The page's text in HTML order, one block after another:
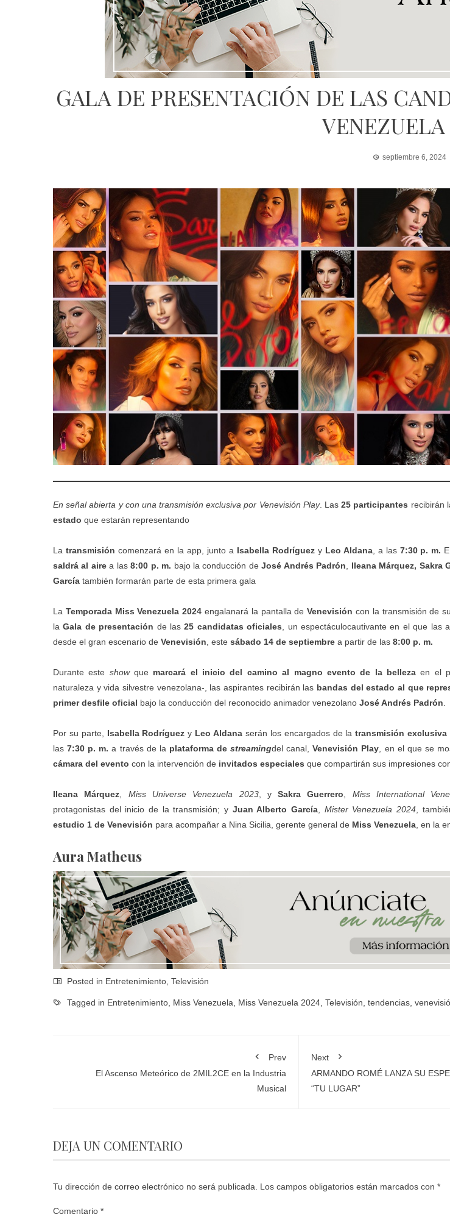
GALA DE PRESENTACIÓN DE LAS
septiembre 6, 2024
En señal abierta y con una transmisión exclusiva por Venevisión Play. Las25 participantes recibirán
estado que estarán representando
La transmisión comenzará en la app, junto a Isabella Rodríguezy Leo Aldana, a las 7:30 p. m.
saldrá al airea las8:00 p. m. bajo la conducción deJosé Andrés Padrón Ileana Márquez, Sakra
García también formarán parte de esta primera gala
La Temporada Miss Venezuela 2024 engalanará la pantalla deVenevisión con la transmisión de
laGala de presentación de las25 candidatas oficiales , un espectáculocautivante en el que las
desde el gran escenario de Venevisión , este sábado 14 de septiembre a partir de las 8:00 p. m.
Durante este showque marcará el inicio del camino al magno evento de la bellezaen el
naturaleza y vida silvestre venezolana-, las aspirantes recibirán las bandas del estado al que
primer desfile oficial bajo la conducción del reconocido animador venezolano José Andrés Padrón
Por su parte, Isabella Rodríguezy Leo Aldana serán los encargados de la transmisión exclusiva
las 7:30 p. m. a través de la plataforma destreamingdel canal,Venevisión Play , en el que se
cámara del evento con la intervención de invitados especiales que compartirán sus impresiones
Ileana Márquez Miss Universe Venezuela 2023, ySakra Guerrero Miss International
protagonistas del inicio de la transmisión; y Juan Alberto García Mister Venezuela 2024 ,
estudio 1 de Venevisión para acompañar a Nina Sicilia, gerente general de Miss Venezuela , en la
Aura Matheus
Posted in Entretenimiento Televisión
Tagged in Entretenimiento Miss Venezuela Miss Venezuela 2024 Televisión tendencias
Prev
El Ascenso Meteórico de 2MIL2CE en la Industria
Musical
Next
ARMANDO ROMÉ LANZA SU
“TU LUGAR”
DEJA UN COMENTARIO
Tu dirección de correo electrónico no será publicada. Los campos obligatorios están marcados con *
Comentario *